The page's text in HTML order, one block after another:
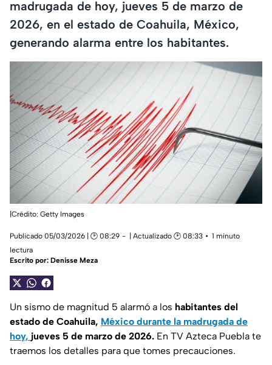
madrugada de hoy, jueves 5 de marzo de
2026, en el estado de Coahuila, México,
generando alarma entre los habitantes.
|Crédito: Getty Images
Publicado 05/03/2026 | 🕑 08:29 | Actualizado 🕑 08:33
1 minuto
lectura
Escrito por: Denisse Meza
Un sismo de magnitud 5 alarmó a los habitantes del
estado de Coahuila, México durante la madrugada de
hoy, jueves 5 de marzo de 2026. En TV Azteca Puebla te
traemos los detalles para que tomes precauciones.